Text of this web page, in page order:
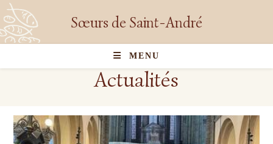
Sœurs de Saint-André
MENU
Actualités